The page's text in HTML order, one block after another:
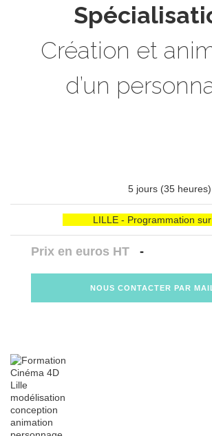
Création et
d’un
5 jours (35 heures)
LILLE - Programmation
Prix en euros HT -
NOUS CONTACTER PAR